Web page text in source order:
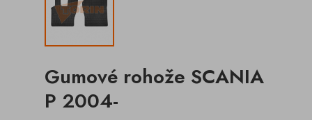
Gumové rohože SCANIA
P 2004-